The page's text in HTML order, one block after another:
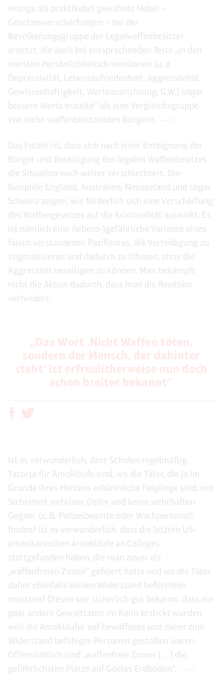
einzige als praktikabel gewähnte Hebel –
Gesetzesverschärfungen – bei der
Bevölkerungsgruppe der Legalwaffenbesitzer
ansetzt, die auch bei entsprechenden Tests „in den
meisten Persönlichkeitsdimensionen [u. a.
Depressivität, Lebenszufriedenheit, Aggressivität,
Gewissenhaftigkeit, Werteausrichtung, G.W.] sogar
bessere Werte erzielte“ als eine Vergleichsgruppe
von nicht-waffenbesitzenden Bürgern.
Das Fatale ist, dass sich nach einer Enteignung der
Bürger und Beseitigung des legalen Waffenbesitzes
die Situation noch weiter verschlechtert. Die
Beispiele England, Australien, Neuseeland und sogar
Schweiz zeigen, wie förderlich sich eine Verschärfung
des Waffengesetzes auf die Kriminalität auswirkt. Es
ist nämlich eine (lebens-)gefährliche Variante eines
falsch verstandenen Pazifismus, die Verteidigung zu
stigmatisieren und dadurch zu lähmen, ohne die
Aggression beseitigen zu können. Man bekämpft
nicht die Aktion dadurch, dass man die Reaktion
verhindert.
Ist es verwunderlich, dass Schulen regelmäßig
Tatorte für Amokläufe sind, wo die Täter, die ja im
Grunde ihres Herzens erbärmliche Feiglinge sind, mit
Sicherheit wehrlose Opfer und keine wehrhaften
Gegner (z. B. Polizeibeamte oder Wachpersonal)
finden? Ist es verwunderlich, dass die letzten US-
amerikanischen Amokläufe an Colleges
stattgefunden haben, die man zuvor als
„waffenfreien Zonen“ gefeiert hatte und wo die Täter
daher ebenfalls keinen Widerstand befürchten
mussten? Diesen war sicherlich gut bekannt, dass ein
paar andere Gewalttaten im Keim erstickt wurden,
weil die Amokläufer auf bewaffnete und daher zum
Widerstand befähigte Personen gestoßen waren.
Offensichtlich sind „waffenfreie Zonen […] die
gefährlichsten Plätze auf Gottes Erdboden“.